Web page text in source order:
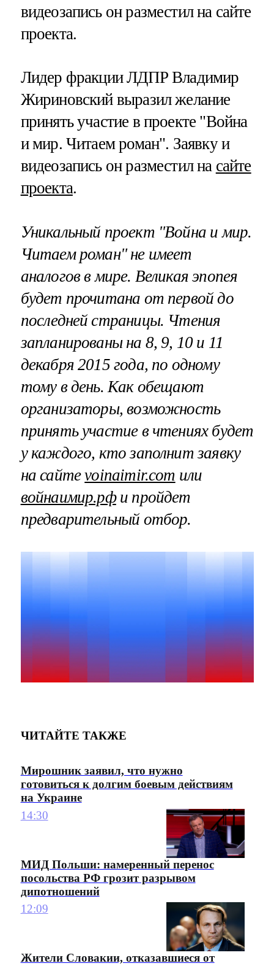
видеозапись он разместил на сайте
проекта.
Лидер фракции ЛДПР Владимир
Жириновский выразил желание
принять участие в проекте "Война
и мир. Читаем роман". Заявку и
видеозапись он разместил на сайте
проекта.
Уникальный проект "Война и мир.
Читаем роман" не имеет
аналогов в мире. Великая эпопея
будет прочитана от первой до
последней страницы. Чтения
запланированы на 8, 9, 10 и 11
декабря 2015 года, по одному
тому в день. Как обещают
организаторы, возможность
принять участие в чтениях будет
у каждого, кто заполнит заявку
на сайтеvoinaimir.com или
войнаимир.рфи пройдет
предварительный отбор.
ЧИТАЙТЕ ТАКЖЕ
Мирошник заявил, что нужно
готовиться к долгим боевым действиям
на Украине
14:30
МИД Польши: намеренный перенос
посольства РФ грозит разрывом
дипотношений
12:09
Жители Словакии, отказавшиеся от